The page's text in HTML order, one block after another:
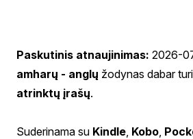
Paskutinis atnaujinimas: 2026-
amharų - anglų žodynas dabar turi
atrinktų įrašų.
Suderinama su Kindle Kobo